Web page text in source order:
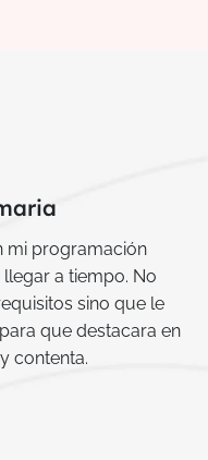
mi programación
a tiempo. No
sino que le
que destacara en
contenta.